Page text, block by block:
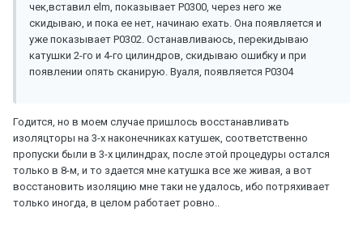
чек,вставил elm, показывает Р0300, через него же
скидываю, и пока ее нет, начинаю ехать. Она появляется и
уже показывает Р0302. Останавливаюсь, перекидываю
катушки 2-го и 4-го цилиндров, скидываю ошибку и при
появлении опять сканирую. Вуаля, появляется Р0304
Годится, но в моем случае пришлось восстанавливать
изоляцторы на 3-х наконечниках катушек, соответственно
пропуски были в 3-х цилиндрах, после этой процедуры остался
только в 8-м, и то здается мне катушка все же живая, а вот
восстановить изоляцию мне таки не удалось, ибо потряхивает
только иногда, в целом работает ровно..